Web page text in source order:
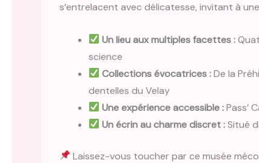
s’entrelacent avec délicatesse, invitant à
Un lieu aux multiples facettes :
science
Collections évocatrices :De la
dentelles du Velay
Une expérience accessible :Pass’
Un écrin au charme discret :Situé
Laissez-vous toucher par ce musée